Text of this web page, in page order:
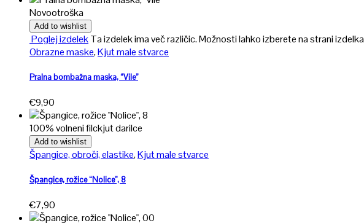
Novootroška
Add to wishlist
Poglej izdelekTa izdelek ima več različic. Možnosti lahko izberete na strani izdelka
Obrazne maske,Kjut male stvarce
Pralna bombažna maska, “Vile”
€9,90
100% volneni filckjut darilce
Add to wishlist
Špangice, obroči, elastike,Kjut male stvarce
Špangice, rožice “Nolice”, 8
€7,90